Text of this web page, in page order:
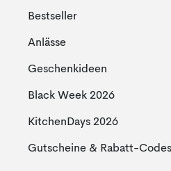
Bestseller
Anlässe
Geschenkideen
Black Week 2026
KitchenDays 2026
Gutscheine & Rabatt-Codes